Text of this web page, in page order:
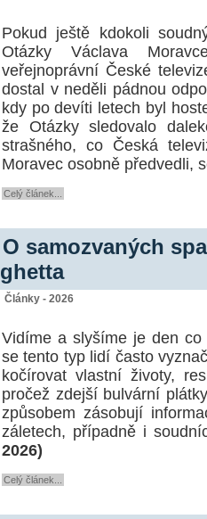
Pokud ještě kdokoli
Otázky Václava
veřejnoprávní České
dostal v neděli pádnou
kdy po devíti letech byl
že Otázky sledovalo
strašného, co Česká
Moravec osobně předvedli,
Celý článek...
O samozvaných
ghetta
Články - 2026
Vidíme a slyšíme je den
se tento typ lidí často
kočírovat vlastní životy,
pročež zdejší bulvární
způsobem zásobují
záletech, případně i
2026)
Celý článek...